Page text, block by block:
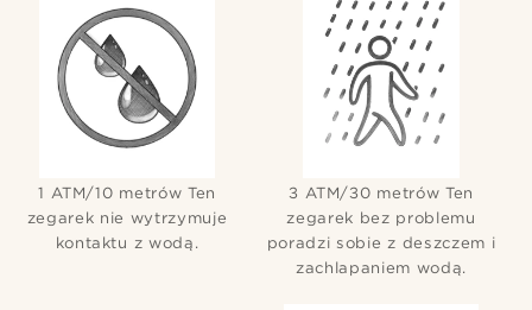
1 ATM/10 metrów Ten
zegarek nie wytrzymuje
kontaktu z wodą.
3 ATM/30 metrów Ten
zegarek bez problemu
poradzi sobie z deszczem i
zachlapaniem wodą.